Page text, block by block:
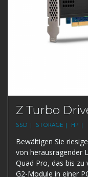
Z Turbo
SSD | STORAGE | HP |
Bewältigen Sie
von herausragender
Quad Pro, das bis zu
G2-Module in einer